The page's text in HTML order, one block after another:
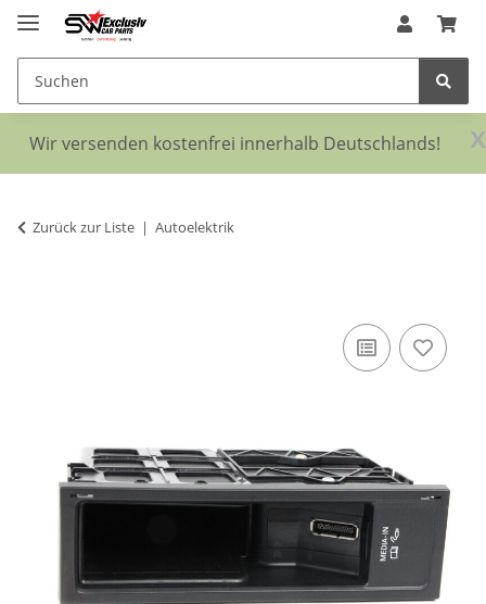
x
Wir versenden kostenfrei innerhalb Deutschlands!
Zurück zur Liste Autoelektrik